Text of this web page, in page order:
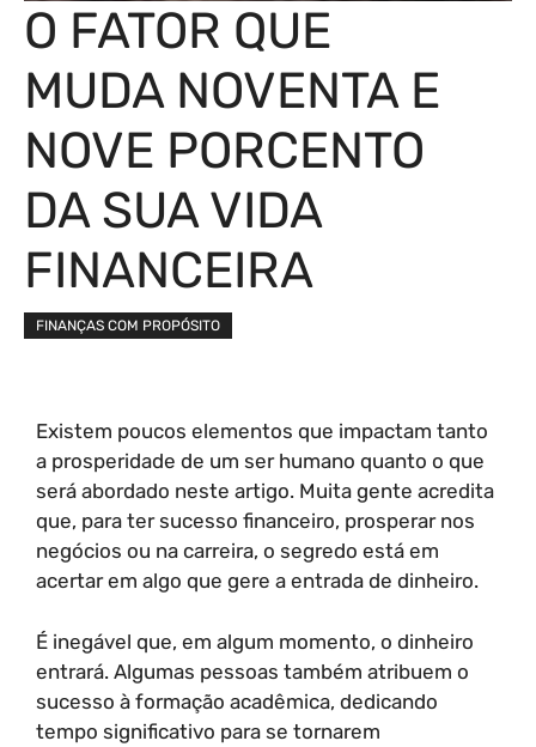
O FATOR QUE
MUDA NOVENTA E
NOVE PORCENTO
DA SUA VIDA
FINANCEIRA
FINANÇAS COM PROPÓSITO
Existem poucos elementos que impactam tanto
a prosperidade de um ser humano quanto o que
será abordado neste artigo. Muita gente acredita
que, para ter sucesso financeiro, prosperar nos
negócios ou na carreira, o segredo está em
acertar em algo que gere a entrada de dinheiro.
É inegável que, em algum momento, o dinheiro
entrará. Algumas pessoas também atribuem o
sucesso à formação acadêmica, dedicando
tempo significativo para se tornarem